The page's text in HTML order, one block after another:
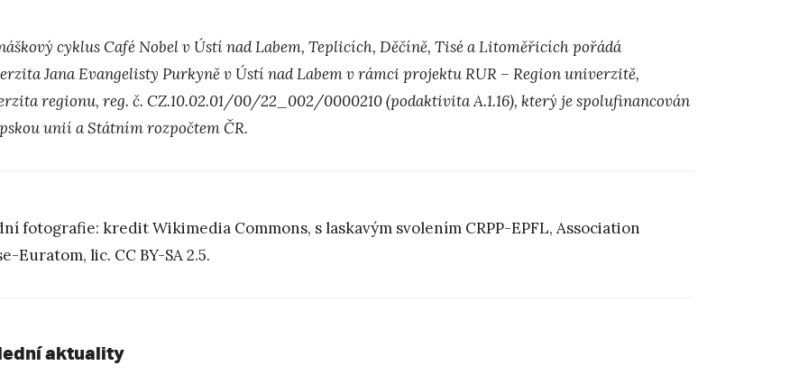
cyklus Café Nobel v Ústí nad Labem, Teplicích, Děčíně, Tisé a Litoměřicích pořádá
Jana Evangelisty Purkyně v Ústí nad Labem v rámci projektu RUR – Region univerzitě,
regionu, reg. č. CZ.10.02.01/00/22_002/0000210 (podaktivita A.1.16), který je spolufinancován
unií a Státním rozpočtem ČR.
fotografie: kredit Wikimedia Commons, s laskavým svolením CRPP-EPFL, Association
Euratom, lic. CC BY-SA 2.5.
aktuality